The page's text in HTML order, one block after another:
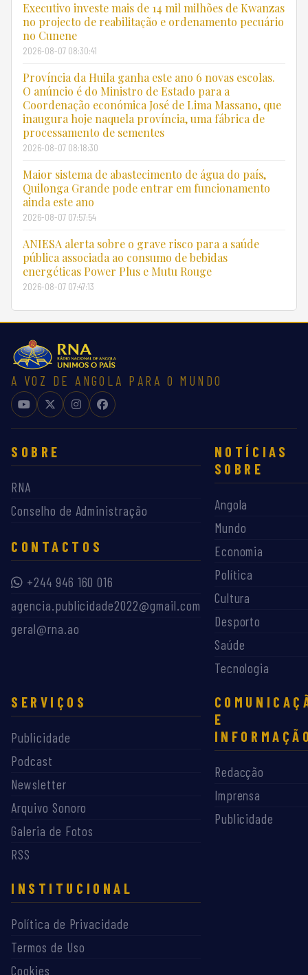
Executivo investe mais de 14 mil milhões de Kwanzas
no projecto de reabilitação e ordenamento pecuário
no Cunene
2026-08-07 08:30:41
Província da Huila ganha este ano 6 novas escolas.
O anúncio é do Ministro de Estado para a
Coordenação económica José de Lima Massano, que
inaugura hoje naquela província, uma fábrica de
processamento de sementes
2026-08-07 08:18:30
Maior sistema de abastecimento de água do país,
Quilonga Grande pode entrar em funcionamento
ainda este ano
2026-08-07 07:57:54
ANIESA alerta sobre o grave risco para a saúde
pública associada ao consumo de bebidas
energéticas Power Plus e Mutu Rouge
2026-08-07 07:47:13
A VOZ DE ANGOLA PARA O MUNDO
SOBRE
RNA
Conselho de Administração
CONTACTOS
+244 946 160 016
agencia.publicidade2022@gmail.com
geral@rna.ao
NOTÍCIAS
SOBRE
Angola
Mundo
Economia
Política
Cultura
Desporto
Saúde
Tecnologia
SERVIÇOS
Publicidade
Podcast
Newsletter
Arquivo Sonoro
Galeria de Fotos
RSS
E
Redacção
Imprensa
Publicidade
INSTITUCIONAL
Política de Privacidade
Termos de Uso
Cookies